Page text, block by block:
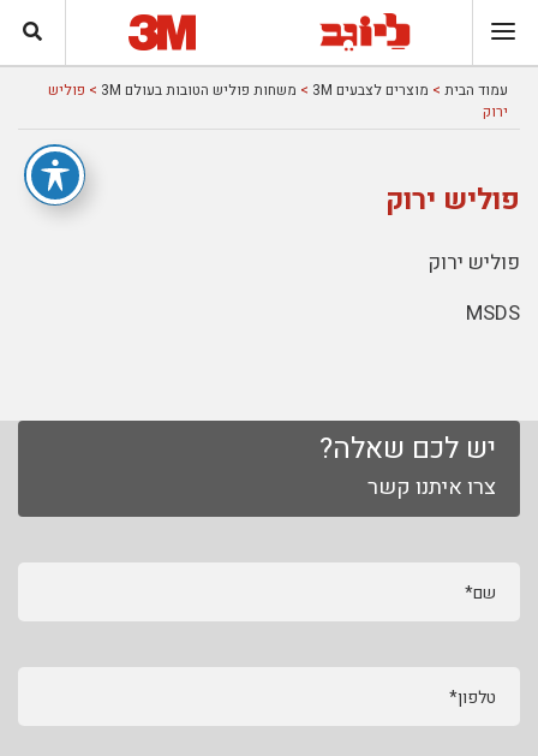
עמוד הבית > מוצרים לצבעים 3M > משחות פוליש הטובות בעולם 3M
> פוליש
ירוק
פוליש ירוק
פוליש ירוק
MSDS
יש לכם שאלה?
צרו איתנו קשר
שם*
טלפון*